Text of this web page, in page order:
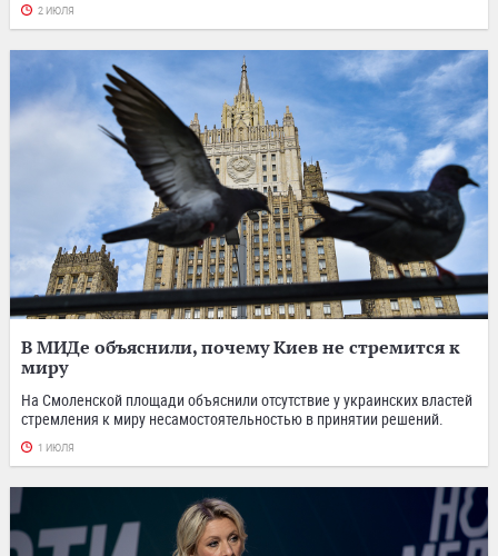
2 ИЮЛЯ
В МИДе объяснили, почему Киев не стремится к
миру
На Смоленской площади объяснили отсутствие у украинских властей
стремления к миру несамостоятельностью в принятии решений.
1 ИЮЛЯ